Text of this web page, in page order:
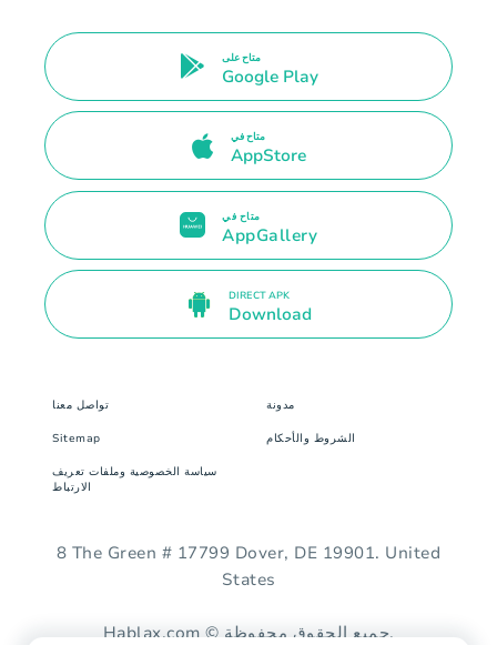
متاح على
Google Play
متاح في
AppStore
متاح في
AppGallery
DIRECT APK
Download
تواصل معنا مدونة
Sitemap الشروط والأحكام
سياسة الخصوصية وملفات تعريف
الارتباط
8 The Green # 17799 Dover, DE 19901. United
States
Hablax.com © جميع الحقوق محفوظة.